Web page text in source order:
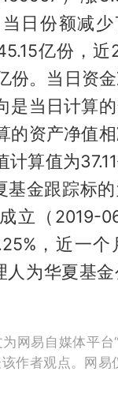
日份额减少
亿份，近
份。当日资
是当日计算
的资产净值相
计算值为
基金跟踪标
立（2019-
，近一个
人为华夏基
网易自媒体平台
作者观点。网易